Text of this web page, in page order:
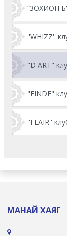
“ЗОХИОН
''WHIZZ''
"D ART"
"FINDE"
''FLAIR''
МАНАЙ ХАЯГ